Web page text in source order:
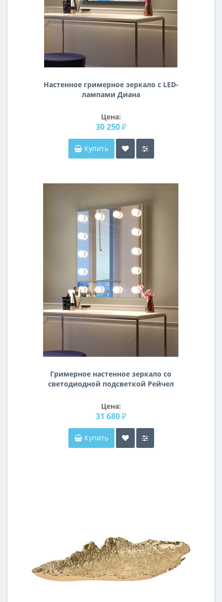
Настенное гримерное зеркало c LED-
лампами Диана
Цена:
30 250 ₽
Купить
Гримерное настенное зеркало cо
светодиодной подсветкой Рейчел
Цена:
31 680 ₽
Купить